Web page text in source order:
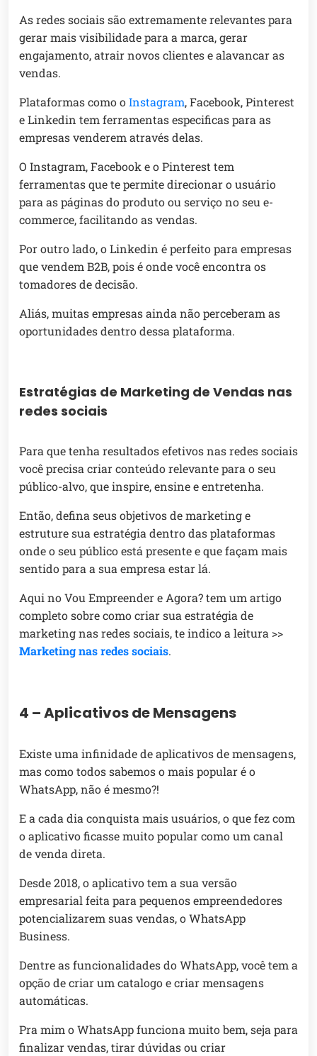
As redes sociais são extremamente relevantes para
gerar mais visibilidade para a marca, gerar
engajamento, atrair novos clientes e alavancar as
vendas.
Plataformas como oInstagram, Facebook, Pinterest
e Linkedin tem ferramentas especificas para as
empresas venderem através delas.
O Instagram, Facebook e o Pinterest tem
ferramentas que te permite direcionar o usuário
para as páginas do produto ou serviço no seu e-
commerce, facilitando as vendas.
Por outro lado, o Linkedin é perfeito para empresas
que vendem B2B, pois é onde você encontra os
tomadores de decisão.
Aliás, muitas empresas ainda não perceberam as
oportunidades dentro dessa plataforma.
Estratégias de Marketing de Vendas nas
redes sociais
Para que tenha resultados efetivos nas redes sociais
você precisa criar conteúdo relevante para o seu
público-alvo, que inspire, ensine e entretenha.
Então, defina seus objetivos de marketing e
estruture sua estratégia dentro das plataformas
onde o seu público está presente e que façam mais
sentido para a sua empresa estar lá.
Aqui no Vou Empreender e Agora? tem um artigo
completo sobre como criar sua estratégia de
marketing nas redes sociais, te indico a leitura >>
Marketing nas redes sociais.
4 – Aplicativos de Mensagens
Existe uma infinidade de aplicativos de mensagens,
mas como todos sabemos o mais popular é o
WhatsApp, não é mesmo?!
E a cada dia conquista mais usuários, o que fez com
o aplicativo ficasse muito popular como um canal
de venda direta.
Desde 2018, o aplicativo tem a sua versão
empresarial feita para pequenos empreendedores
potencializarem suas vendas, o WhatsApp
Business.
Dentre as funcionalidades do WhatsApp, você tem a
opção de criar um catalogo e criar mensagens
automáticas.
Pra mim o WhatsApp funciona muito bem, seja para
finalizar vendas, tirar dúvidas ou criar